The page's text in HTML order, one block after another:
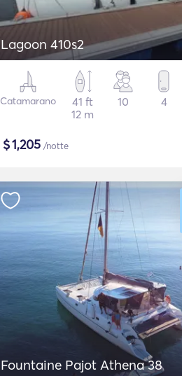
Lagoon 410s2
Catamarano
41 ft
12 m
10 4
$1,205 /notte
Fountaine Pajot Athena 38